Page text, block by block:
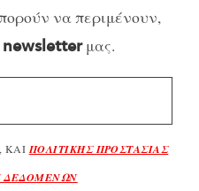
να περιμένουν,
newsletterμας.
ΚΑΙ ΠΟΛΙΤΙΚΗΣ ΠΡΟΣΤΑΣΙΑΣ
ΔΕΔΟΜΕΝΩΝ